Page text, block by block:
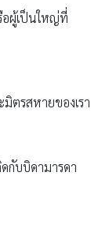
อผู้เป็นใหญ่ที่
ตรสหายของเรา
กับบิดามารดา